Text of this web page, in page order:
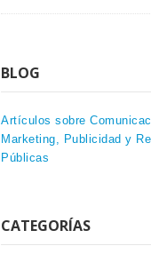
BLOG
Artículos sobre
Marketing, Publicidad y
Públicas
CATEGORÍAS